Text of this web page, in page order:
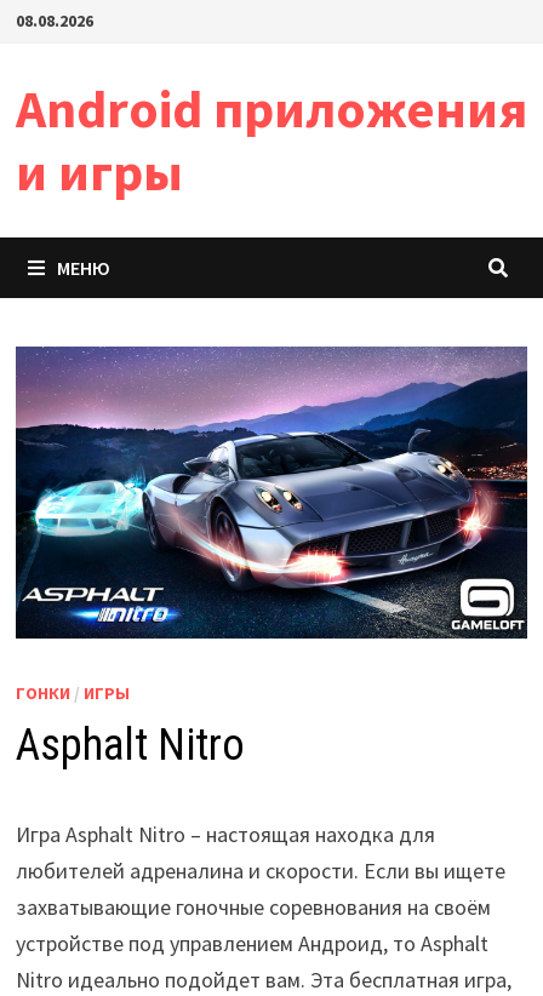
Перейти
08.08.2026
Android приложения
и игры
МЕНЮ
ГОНКИ / ИГРЫ
Asphalt Nitro
Игра Asphalt Nitro – настоящая находка для
любителей адреналина и скорости. Если вы ищете
захватывающие гоночные соревнования на своём
устройстве под управлением Андроид, то Asphalt
Nitro идеально подойдет вам. Эта бесплатная игра,